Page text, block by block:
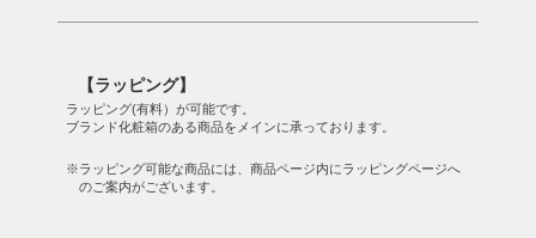
【ラッピング】
ラッピング(有料）が可能です。
ブランド化粧箱のある商品をメインに承っております。
※ラッピング可能な商品には、商品ページ内にラッピングページへ
のご案内がございます。